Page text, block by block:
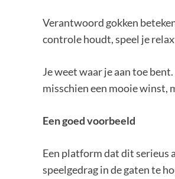
Verantwoord gokken
controle houdt, speel je
Je weet waar je aan toe
misschien een mooie winst,
Een goed voorbeeld
Een platform dat dit serieus
speelgedrag in de gaten te